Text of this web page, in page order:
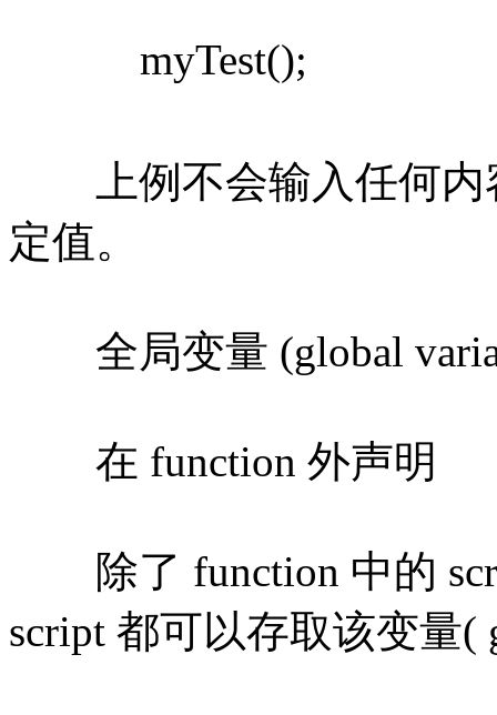
myTest();
上例不会输入任何内
定值。
全局变量 (global
在 function 外声明
除了 function 中的
script 都可以存取该变量(